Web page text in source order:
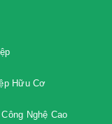
Hữu Cơ
Nghệ Cao